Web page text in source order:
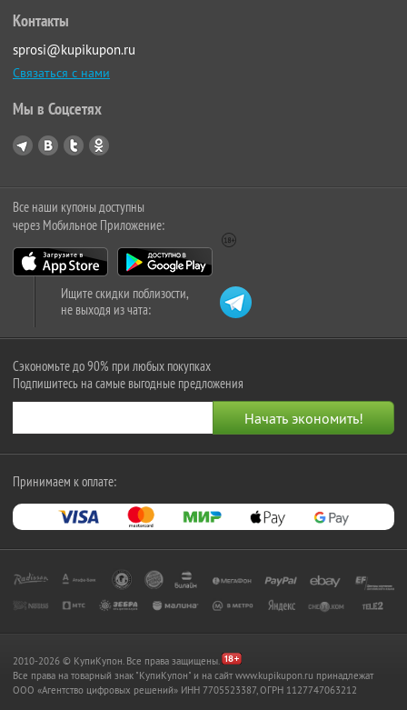
Контакты
sprosi@kupikupon.ru
Связаться с нами
Мы в Соцсетях
Все наши купоны доступны
через Мобильное Приложение:
Ищите скидки поблизости,
не выходя из чата:
Сэкономьте до 90% при любых покупках
Подпишитесь на самые выгодные предложения
Принимаем к оплате:
2010-2026 © КупиКупон. Все права защищены.
Все права на товарный знак "КупиКупон" и на сайт www.kupikupon.ru принадлежат
OOO «Агентство цифровых решений» ИНН 7705523387, ОГРН 1127747063212